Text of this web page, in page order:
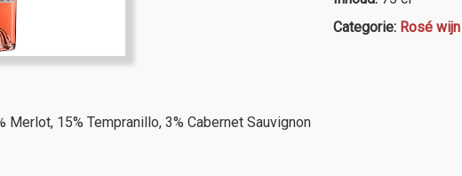
de
Larrainzar"
Categorie: Rosé wijn
Merlot, 15% Tempranillo, 3% Cabernet Sauvignon